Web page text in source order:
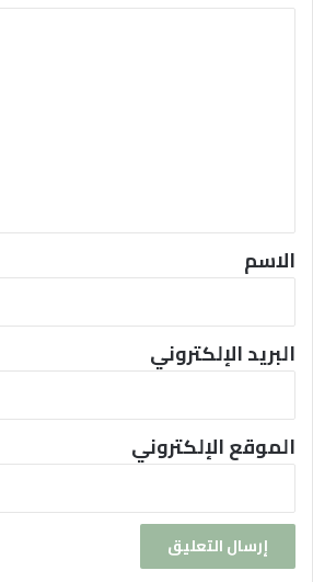
*
الاسم
البريد الإلكتروني
الموقع الإلكتروني